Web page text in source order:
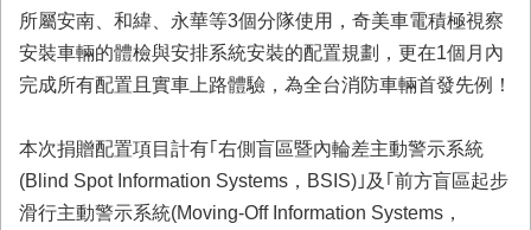
所屬安南、和緯、永華等3個分隊使用，奇美車電積極視察
安裝車輛的體檢與安排系統安裝的配置規劃，更在1個月內
完成所有配置且實車上路體驗，為全台消防車輛首發先例！
本次捐贈配置項目計有｢右側盲區暨內輪差主動警示系統
(Blind Spot Information Systems，BSIS)｣及｢前方盲區起步
滑行主動警示系統(Moving-Off Information Systems，